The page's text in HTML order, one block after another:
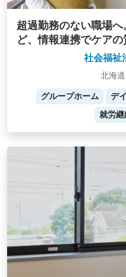
超過勤務のない職場
ど、情報連携でケア
社会福祉
北海
グループホーム デ
就労